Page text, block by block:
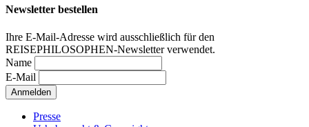
Newsletter bestellen
Ihre E-Mail-Adresse wird ausschließlich für den
REISEPHILOSOPHEN-Newsletter verwendet.
Name
E-Mail
Presse